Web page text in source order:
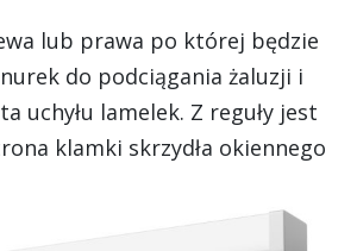
lub prawa po której będzie
do podciągania żaluzji i
uchyłu lamelek. Z reguły jest
klamki skrzydła okiennego